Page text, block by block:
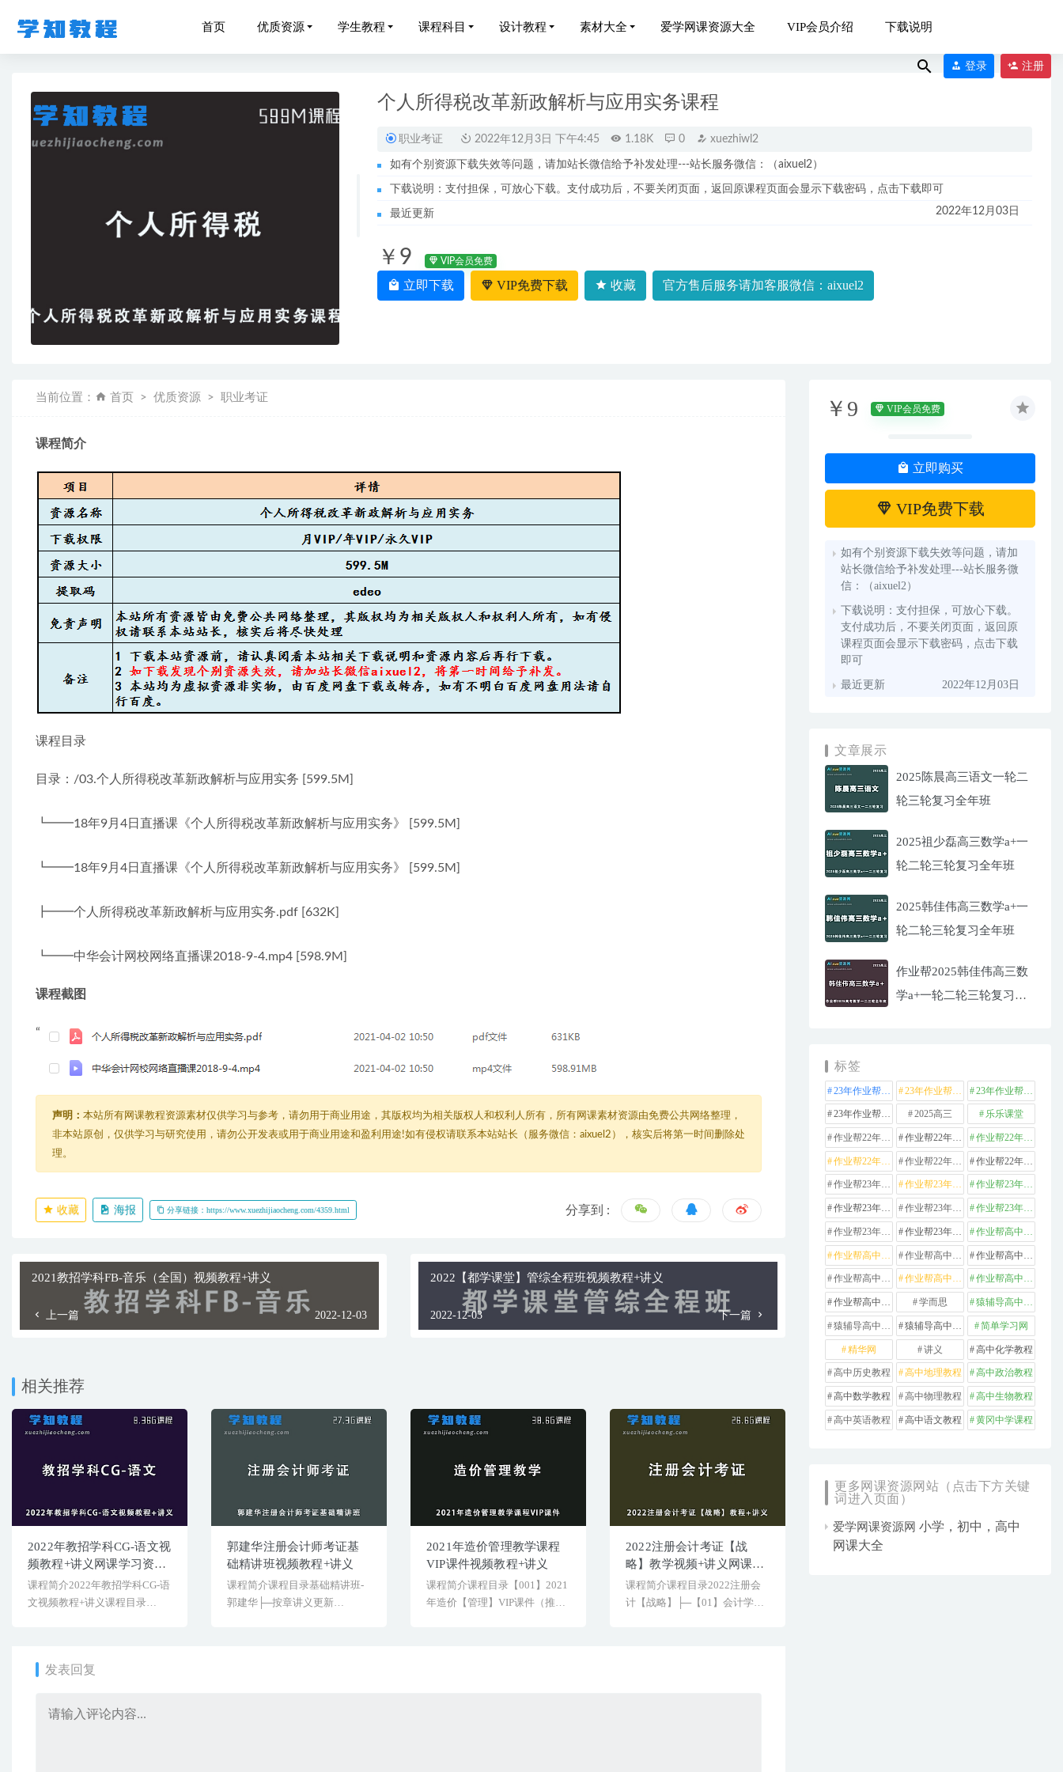
首页 优质资源 学生教程 课程科目 设计教程 素材大全 爱学网课资源大全 VIP会员介绍 下载说明
登录 注册
个人所得税改革新政解析与应用实务课程
职业考证 2022年12月3日 下午4:45 1.18K 0 xuezhiwl2
如有个别资源下载失效等问题，请加站长微信给予补发处理---站长服务微信：（aixuel2）
下载说明：支付担保，可放心下载。支付成功后，不要关闭页面，返回原课程页面会显示下载密码，点击下载即可
最近更新 2022年12月03日
￥9 VIP会员免费
立即下载 VIP免费下载 收藏 官方售后服务请加客服微信：aixuel2
当前位置： 首页 优质资源 职业考证
课程简介
课程目录
目录：/03.个人所得税改革新政解析与应用实务 [599.5M]
┗━━18年9月4日直播课《个人所得税改革新政解析与应用实务》 [599.5M]
┗━━18年9月4日直播课《个人所得税改革新政解析与应用实务》 [599.5M]
┣━━个人所得税改革新政解析与应用实务.pdf [632K]
┗━━中华会计网校网络直播课2018-9-4.mp4 [598.9M]
课程截图
“
声明： 本站所有网课教程资源素材仅供学习与参考，请勿用于商业用途，其版权均为相关版权人和权利人所有，所有网课素材资源由免费公共网络整理，
非本站原创，仅供学习与研究使用，请勿公开发表或用于商业用途和盈利用途!如有侵权请联系本站站长（服务微信：aixuel2），核实后将第一时间删除处
理。
收藏 海报 分享链接：https://www.xuezhijiaocheng.com/4359.html 分享到 :
2021教招学科FB-音乐（全国）视频教程+讲义
上一篇 2022-12-03
2022【都学课堂】管综全程班视频教程+讲义
2022-12-03 下一篇
相关推荐
2022年教招学科CG-语文视
频教程+讲义网课学习资料
下载
课程简介2022年教招学科CG-语
文视频教程+讲义课程目录
郭建华注册会计师考证基
础精讲班视频教程+讲义
课程简介课程目录基础精讲班-
郭建华├─按章讲义更新
2021年造价管理教学课程
VIP课件视频教程+讲义
课程简介课程目录【001】2021
年造价【管理】VIP课件（推
2022注册会计考证【战
略】教学视频+讲义网课资
源下载
课程简介课程目录2022注册会
计【战略】├─【01】会计学堂
发表回复
￥9 VIP会员免费
立即购买
VIP免费下载
如有个别资源下载失效等问题，请加
站长微信给予补发处理---站长服务微
信：（aixuel2）
下载说明：支付担保，可放心下载。
支付成功后，不要关闭页面，返回原
课程页面会显示下载密码，点击下载
即可
最近更新 2022年12月03日
文章展示
2025陈晨高三语文一轮二
轮三轮复习全年班
2025祖少磊高三数学a+一
轮二轮三轮复习全年班
2025韩佳伟高三数学a+一
轮二轮三轮复习全年班
作业帮2025韩佳伟高三数
学a+一轮二轮三轮复习全
标签
23年作业帮高中化学 23年作业帮高中数学 23年作业帮高中物理
23年作业帮高中英语 2025高三 乐乐课堂
作业帮22年高中化学 作业帮22年高中数学 作业帮22年高中物理
作业帮22年高中生物 作业帮22年高中英语 作业帮22年高中语文
作业帮23年高中化学 作业帮23年高中历史 作业帮23年高中地理
作业帮23年高中数学 作业帮23年高中物理 作业帮23年高中生物
作业帮23年高中英语 作业帮23年高中语文 作业帮高中化学
作业帮高中地理 作业帮高中政治 作业帮高中数学
作业帮高中物理 作业帮高中生物 作业帮高中英语
作业帮高中语文 学而思 猿辅导高中数学
猿辅导高中物理 猿辅导高中英语 简单学习网
精华网 讲义 高中化学教程
高中历史教程 高中地理教程 高中政治教程
高中数学教程 高中物理教程 高中生物教程
高中英语教程 高中语文教程 黄冈中学课程
更多网课资源网站（点击下方关键
词进入页面）
爱学网课资源网 小学，初中，高中
网课大全
作业帮2023陈晨高一语文寒假班网课视频教程+课堂笔记 2023-05-17
高中数学网课教程2023邓城高三数学总复习视频教程百度云资源下载
2023张艳平高三高考地理二三轮教程寒春班+讲义
猿辅导2022李搏高三物理a+班高考一轮复习视频教程+讲义全年班 2023-04-19